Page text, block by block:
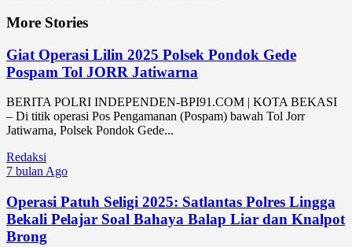
More Stories
Giat Operasi Lilin 2025 Polsek Pondok Gede
Pospam Tol JORR Jatiwarna
BERITA POLRI INDEPENDEN-BPI91.COM | KOTA BEKASI
– Di titik operasi Pos Pengamanan (Pospam) bawah Tol Jorr
Jatiwarna, Polsek Pondok Gede...
Redaksi
7 bulan Ago
Operasi Patuh Seligi 2025: Satlantas Polres Lingga
Bekali Pelajar Soal Bahaya Balap Liar dan Knalpot
Brong